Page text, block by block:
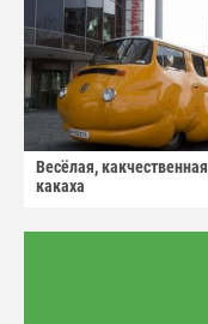
Весёлая, какчественная
какаха